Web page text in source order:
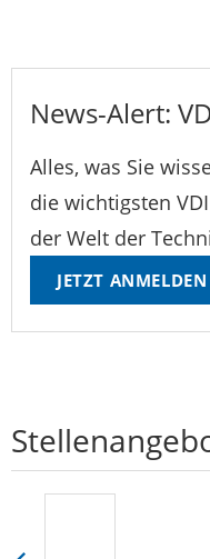
News-Alert:
Alles, was Sie
die wichtigsten
der Welt der
JETZT ANMELDEN